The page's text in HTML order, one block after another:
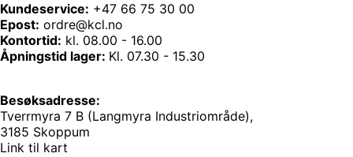
Kundeservice: +47 66 75 30 00
Epost: ordre@kcl.no
Kontortid: kl. 08.00 - 16.00
Åpningstid lager: Kl. 07.30 - 15.30
Besøksadresse:
Tverrmyra 7 B (Langmyra Industriområde),
3185 Skoppum
Link til kart